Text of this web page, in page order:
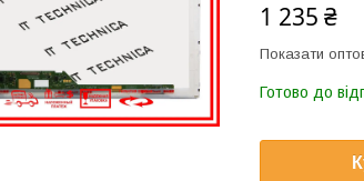
1 235 ₴
Показати
Готово до